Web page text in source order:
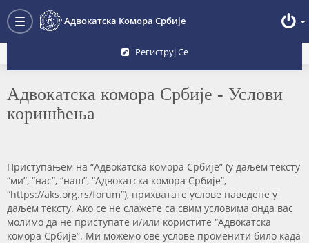
Toggle
Адвокатска Комора Србије
Преглед форума
Региструј Се
Адвокатска комора Србије - Услови
коришћења
Приступањем на “Адвокатска комора Србије” (у даљем тексту
“ми”, “нас”, “наш”, “Адвокатска комора Србије”,
“https://aks.org.rs/forum”), прихватате услове наведене у
даљем тексту. Ако се не слажете са свим условима онда вас
молимо да не приступате и/или користите “Адвокатска
комора Србије”. Ми можемо ове услове променити било када